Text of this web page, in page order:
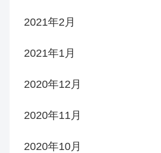
2021年2月
2021年1月
2020年12月
2020年11月
2020年10月